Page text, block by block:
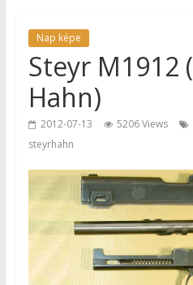
Nap képe
Steyr M1912
Hahn)
2012-07-13 5206 Views
steyrhahn